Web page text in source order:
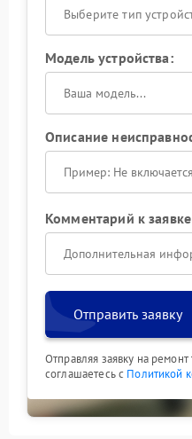
Выберите тип
Модель устройства:
Описание
Комментарий к
Отправить заявку
Отправляя заявку на
соглашаетесь с Политикой